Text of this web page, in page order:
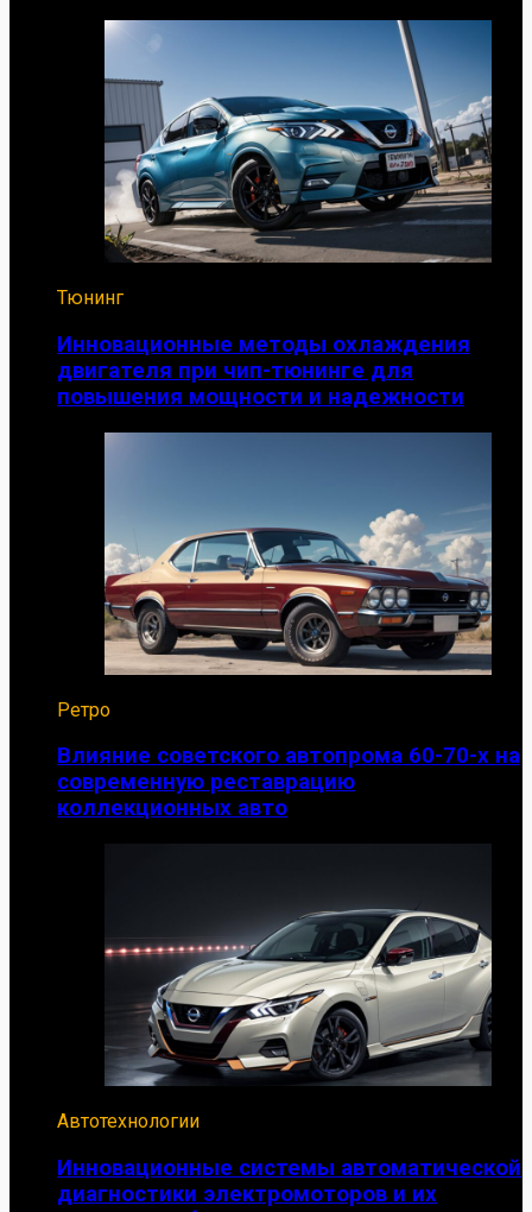
Тюнинг
Инновационные методы охлаждения
двигателя при чип-тюнинге для
повышения мощности и надежности
Ретро
Влияние советского автопрома 60-70-х на
современную реставрацию
коллекционных авто
Автотехнологии
Инновационные системы автоматической
диагностики электромоторов и их